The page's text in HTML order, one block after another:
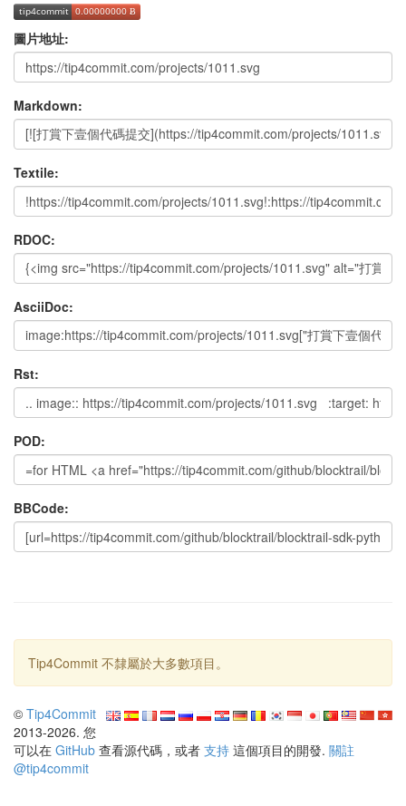
圖片地址:
Markdown:
Textile:
RDOC:
AsciiDoc:
Rst:
POD:
BBCode:
Tip4Commit 不隸屬於大多數項目。
© Tip4Commit
2013-2026. 您
可以在 GitHub 查看源代碼，或者 支持 這個項目的開發. 關註
@tip4commit